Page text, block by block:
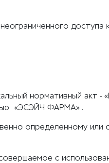
доступа
нормативный акт -
«ЭСЭЙЧ ФАРМА» .
определенному или
с